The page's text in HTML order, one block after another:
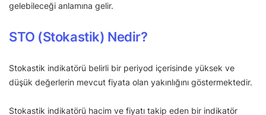
gelebileceği anlamına gelir.
STO (Stokastik) Nedir?
Stokastik indikatörü belirli bir periyod içerisinde yüksek ve
düşük değerlerin mevcut fiyata olan yakınlığını göstermektedir.
Stokastik indikatörü hacim ve fiyatı takip eden bir indikatör